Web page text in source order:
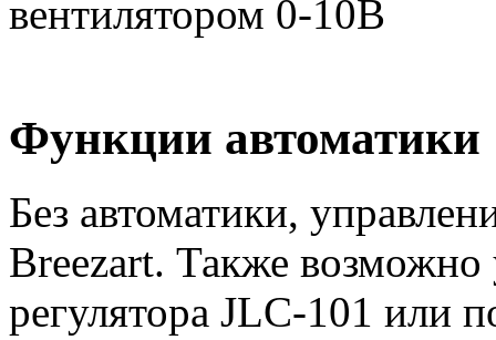
Функции автоматики
Без автоматики,
Breezart. Также возможно
регулятора JLC-101 или